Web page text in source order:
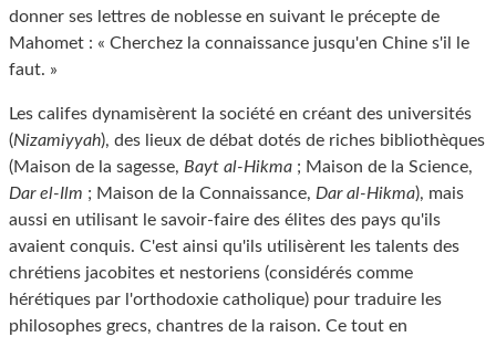
donner ses lettres de noblesse en suivant le précepte de
Mahomet : « Cherchez la connaissance jusqu'en Chine s'il le
faut. »
Les califes dynamisèrent la société en créant des universités
(Nizamiyyah), des lieux de débat dotés de riches bibliothèques
(Maison de la sagesse, Bayt al-Hikma ; Maison de la Science,
Dar el-Ilm ; Maison de la Connaissance, Dar al-Hikma), mais
aussi en utilisant le savoir-faire des élites des pays qu'ils
avaient conquis. C'est ainsi qu'ils utilisèrent les talents des
chrétiens jacobites et nestoriens (considérés comme
hérétiques par l'orthodoxie catholique) pour traduire les
philosophes grecs, chantres de la raison. Ce tout en